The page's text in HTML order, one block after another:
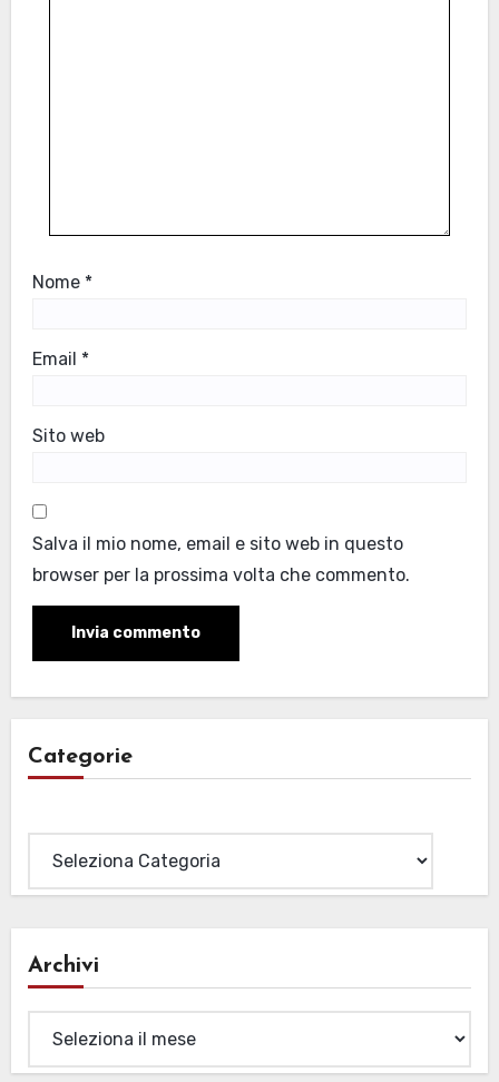
Nome *
Email *
Sito web
Salva il mio nome, email e sito web in questo
browser per la prossima volta che commento.
Categorie
Archivi